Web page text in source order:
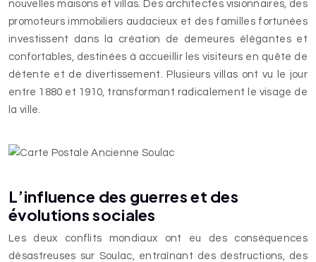
nouvelles maisons et villas. Des architectes visionnaires, des
promoteurs immobiliers audacieux et des familles fortunées
investissent dans la création de demeures élégantes et
confortables, destinées à accueillir les visiteurs en quête de
détente et de divertissement. Plusieurs villas ont vu le jour
entre 1880 et 1910, transformant radicalement le visage de
la ville.
L’influence des guerres et des
évolutions sociales
Les deux conflits mondiaux ont eu des conséquences
désastreuses sur Soulac, entraînant des destructions, des